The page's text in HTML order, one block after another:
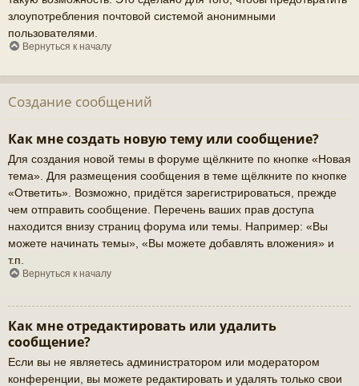
злоупотребления почтовой системой анонимными
пользователями.
Вернуться к началу
Создание сообщений
Как мне создать новую тему или сообщение?
Для создания новой темы в форуме щёлкните по кнопке «Новая
тема». Для размещения сообщения в теме щёлкните по кнопке
«Ответить». Возможно, придётся зарегистрироваться, прежде
чем отправить сообщение. Перечень ваших прав доступа
находится внизу страниц форума или темы. Например: «Вы
можете начинать темы», «Вы можете добавлять вложения» и
т.п.
Вернуться к началу
Как мне отредактировать или удалить
сообщение?
Если вы не являетесь администратором или модератором
конференции, вы можете редактировать и удалять только свои